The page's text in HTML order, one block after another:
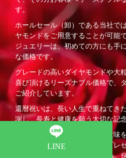
す。
ホールセール（卸）である当社で
ヤモンドをご用意することが可能
ジュエリーは、初めての方にも手
な価格です。
グレードの高いダイヤモンドや大
喜び頂けるリーズナブル価格で、
ご紹介しています。
還暦祝いは、長い人生で重ねてき
謝し、長寿と健康を願う大切な記
永遠の愛や絆、不屈といった意味
が良く、還暦祝いにも最適なプレ
ジュエリーに特化したLuxyなら、
LINE